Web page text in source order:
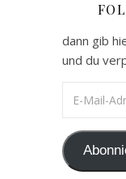
dann gib
und du